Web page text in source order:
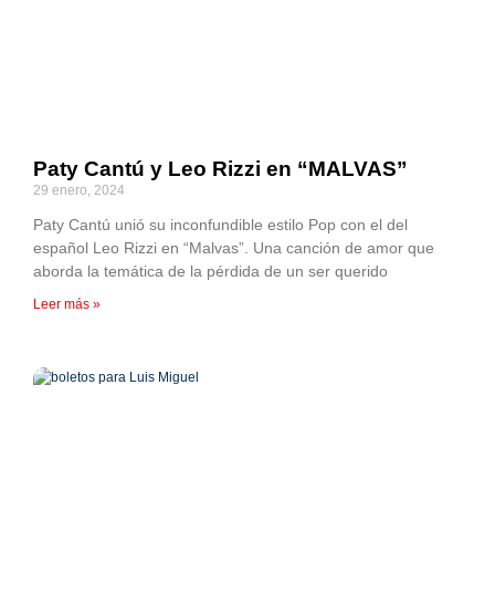
Paty Cantú y Leo Rizzi en “MALVAS”
29 enero, 2024
Paty Cantú unió su inconfundible estilo Pop con el del
español Leo Rizzi en “Malvas”. Una canción de amor que
aborda la temática de la pérdida de un ser querido
Leer más »